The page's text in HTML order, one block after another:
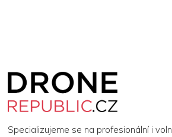
Specializujeme se na profesionální i